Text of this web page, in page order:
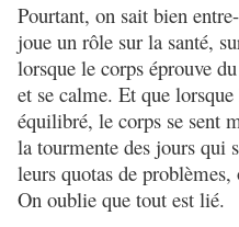
Pourtant, on sait bien
joue un rôle sur la santé,
lorsque le corps éprouve
et se calme. Et que
équilibré, le corps se sent
la tourmente des jours qui
leurs quotas de
On oublie que tout est lié.